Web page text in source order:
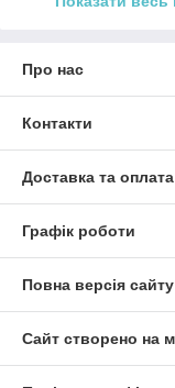
Про нас
Контакти
Доставка та оплата
Графік роботи
Повна версія сайту
Сайт створено на